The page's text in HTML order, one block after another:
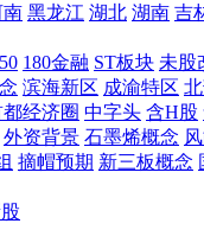
南 黑龙江 湖北 湖南 吉
180金融 ST板块 未股
滨海新区 成渝特区
经济圈 中字头 含H股
外资背景 石墨烯概念
摘帽预期 新三板概念